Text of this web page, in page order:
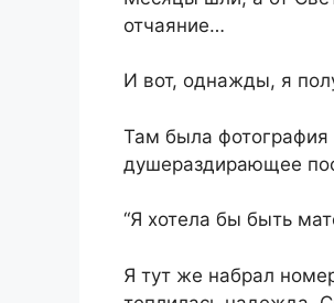
отчаяние…
И вот, однажды, я
Там была
душераздирающее
“Я хотела бы быть
Я тут же набрал